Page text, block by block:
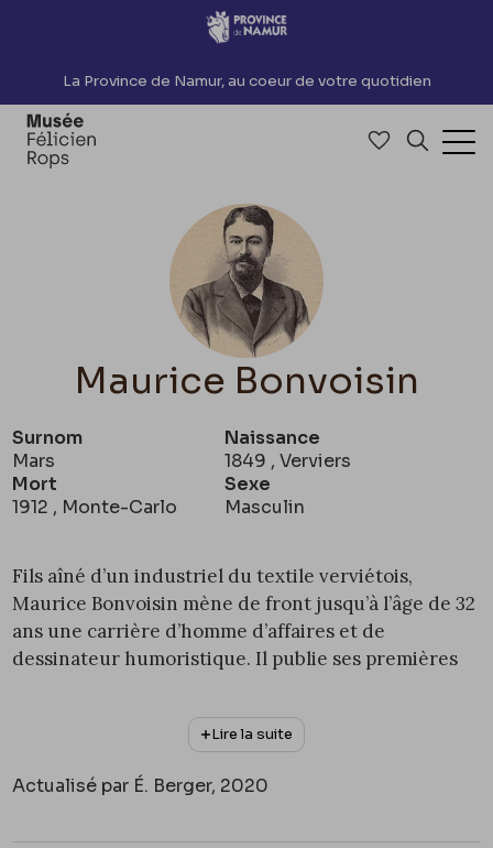
Accèder directement au contenu
La Province de Namur, au coeur de votre quotidien
Accéder à
Maurice Bonvoisin
Surnom
Mars
Naissance
1849 , Verviers
Mort
1912 , Monte-Carlo
Sexe
Masculin
Fils aîné d’un industriel du textile verviétois,
Maurice Bonvoisin mène de front jusqu’à l’âge de 32
ans une carrière d’homme d’affaires et de
dessinateur humoristique. Il publie ses premières
Le Monde comiqueet collabore ensuite au
et auCharivari . Il rencontre Rops
vers 1874. Sous l’impulsion de ce dernier, il s’initie à
la gravure dans les années 1875-1876 et publie
Lire la suite
Actualisé par É. Berger, 2020